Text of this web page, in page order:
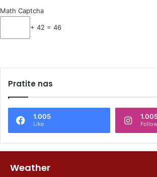
Math Captcha
+ 42 = 46
Pratite nas
1.005
Like
Weather